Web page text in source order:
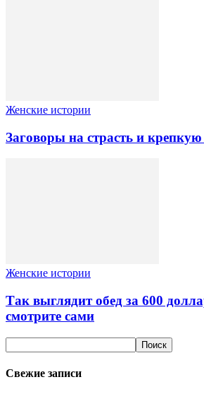
Женские истории
Заговоры на страсть и
Женские истории
Так выглядит обед за 600
смотрите сами
Свежие записи